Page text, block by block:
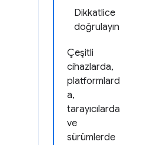
Dikkatlice
doğrulayın
Çeşitli
cihazlarda,
platformlard
a,
tarayıcılarda
ve
sürümlerde